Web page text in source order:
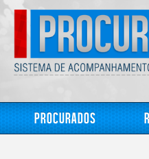
Procurados